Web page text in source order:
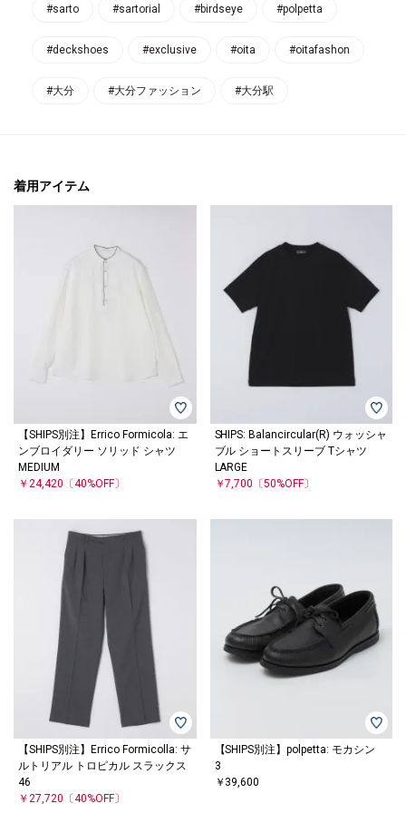
#sarto #sartorial #birdseye #polpetta
#deckshoes #exclusive #oita #oitafashon
#大分 #大分ファッション #大分駅
着用アイテム
【SHIPS別注】Errico Formicola: エ
ンブロイダリー ソリッド シャツ
MEDIUM
￥24,420 〔40%OFF〕
SHIPS: Balancircular(R) ウォッシャ
ブル ショートスリーブ Tシャツ
LARGE
￥7,700 〔50%OFF〕
【SHIPS別注】Errico Formicolla: サ
ルトリアル トロピカル スラックス
46
￥27,720 〔40%OFF〕
【SHIPS別注】polpetta: モカシン
3
￥39,600